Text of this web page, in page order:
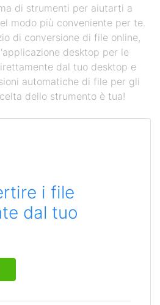
di strumenti per aiutarti a
modo più conveniente per te.
di conversione di file online,
desktop per le
dal tuo desktop e
automatiche di file per gli
dello strumento è tua!
i file
dal tuo